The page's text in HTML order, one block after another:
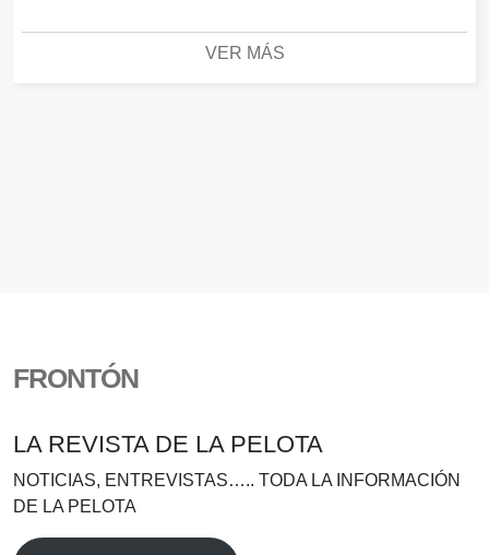
VER MÁS
FRONTÓN
LA REVISTA DE LA PELOTA
NOTICIAS, ENTREVISTAS….. TODA LA INFORMACIÓN
DE LA PELOTA